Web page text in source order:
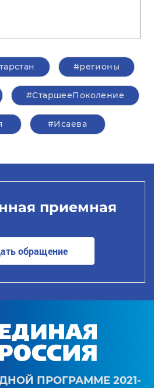
#регионы
#СтаршееПоколение
#Исаева
приемная
обращение
ПРОГРАММЕ 2021-